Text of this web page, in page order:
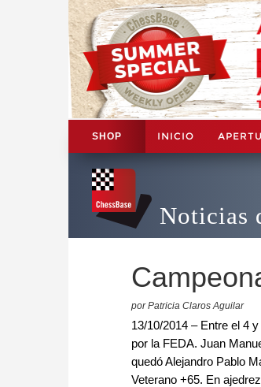
SHOP INICIO
Noticias
por Patricia Claros Aguilar
13/10/2014 – Entre el 4
por la FEDA. Juan
quedó Alejandro Pablo
Veterano +65. En